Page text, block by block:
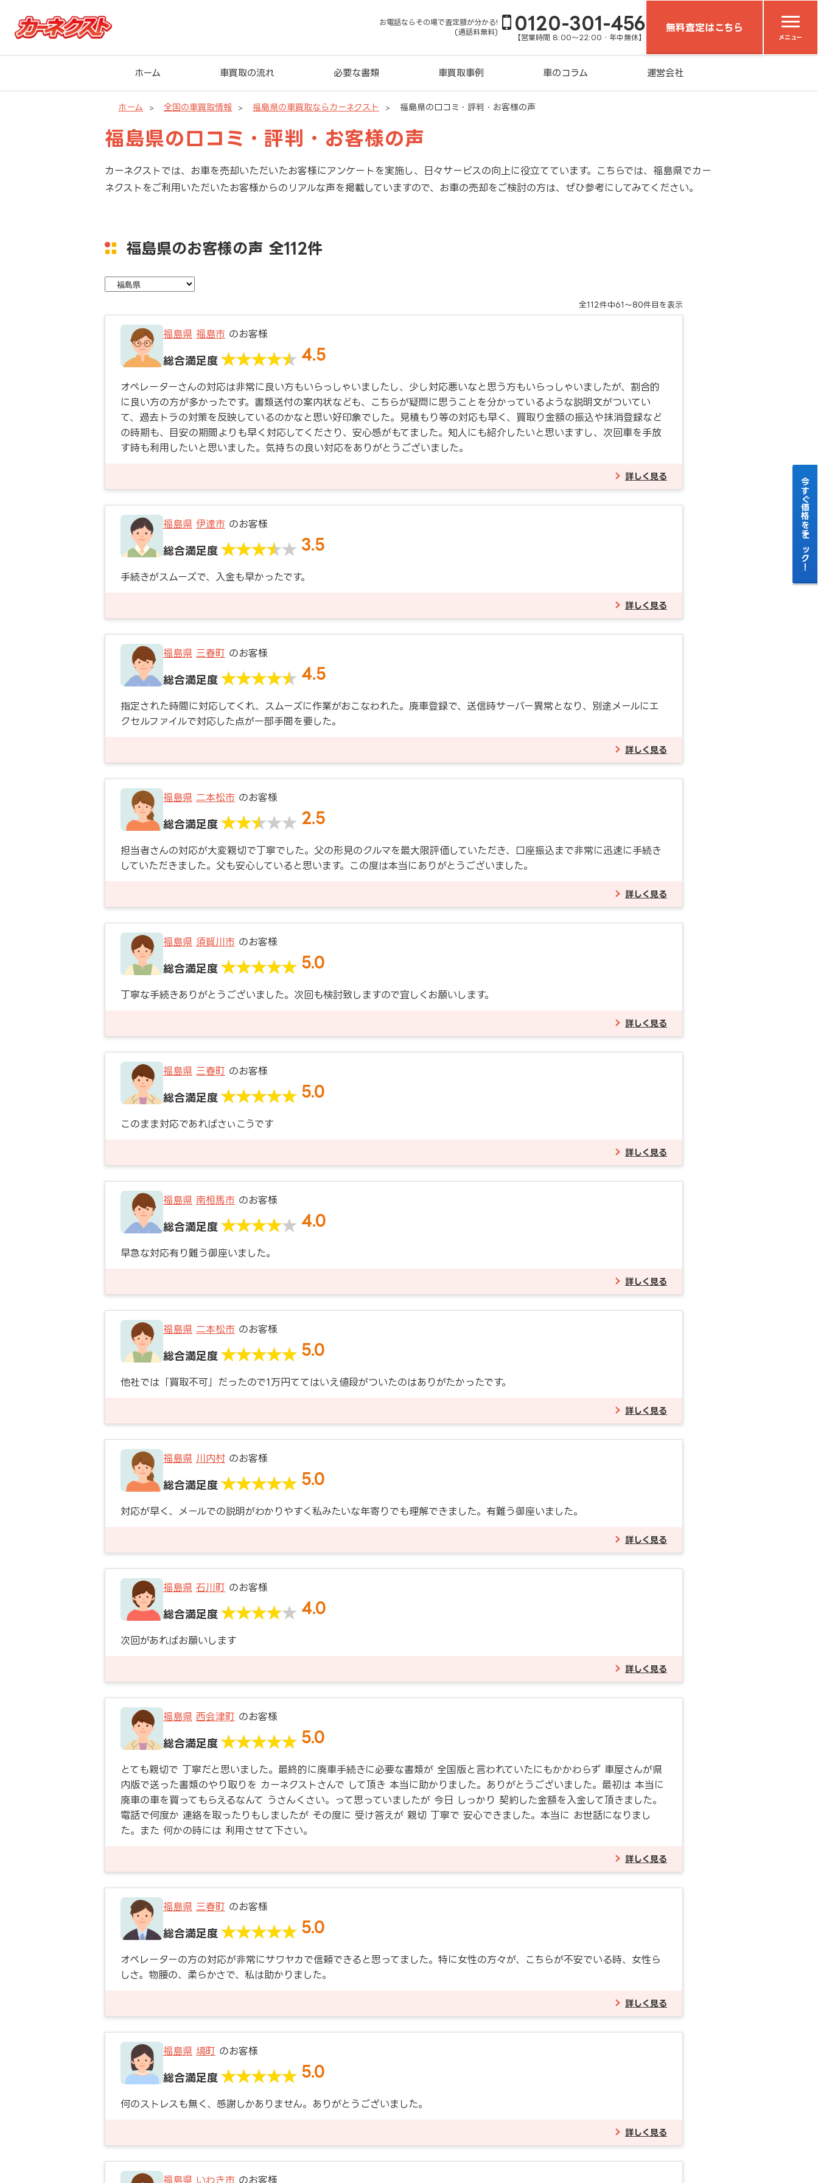
お電話ならその場で査定額が分かる!
(通話料無料)
0120-301-456
【営業時間 8:00～22:00・年中無休】
無料査定はこちら
メニュー
ホーム 車買取の流れ 必要な書類 車買取事例 車のコラム 運営会社
ホーム 全国の車買取情報 福島県の車買取ならカーネクスト 福島県の口コミ・評判・お客様の声
福島県の口コミ・評判・お客様の声
カーネクストでは、お車を売却いただいたお客様にアンケートを実施し、日々サービスの向上に役立てています。こちらでは、福島県でカー
ネクストをご利用いただいたお客様からのリアルな声を掲載していますので、お車の売却をご検討の方は、ぜひ参考にしてみてください。
福島県のお客様の声 全112件
全112件中61～80件目を表示
福島県 福島市 のお客様
総合満足度 4.5
オペレーターさんの対応は非常に良い方もいらっしゃいましたし、少し対応悪いなと思う方もいらっしゃいましたが、割合的
に良い方の方が多かったです。書類送付の案内状なども、こちらが疑問に思うことを分かっているような説明文がついてい
て、過去トラの対策を反映しているのかなと思い好印象でした。見積もり等の対応も早く、買取り金額の振込や抹消登録など
の時期も、目安の期間よりも早く対応してくださり、安心感がもてました。知人にも紹介したいと思いますし、次回車を手放
す時も利用したいと思いました。気持ちの良い対応をありがとうございました。
詳しく見る
福島県 伊達市 のお客様
総合満足度 3.5
手続きがスムーズで、入金も早かったです。
詳しく見る
福島県 三春町 のお客様
総合満足度 4.5
指定された時間に対応してくれ、スムーズに作業がおこなわれた。廃車登録で、送信時サーバー異常となり、別途メールにエ
クセルファイルで対応した点が一部手間を要した。
詳しく見る
福島県 二本松市 のお客様
総合満足度 2.5
担当者さんの対応が大変親切で丁寧でした。父の形見のクルマを最大限評価していただき、口座振込まで非常に迅速に手続き
していただきました。父も安心していると思います。この度は本当にありがとうございました。
詳しく見る
福島県 須賀川市 のお客様
総合満足度 5.0
丁寧な手続きありがとうございました。次回も検討致しますので宜しくお願いします。
詳しく見る
福島県 三春町 のお客様
総合満足度 5.0
このまま対応であればさぃこうです
詳しく見る
福島県 南相馬市 のお客様
総合満足度 4.0
早急な対応有り難う御座いました。
詳しく見る
福島県 二本松市 のお客様
総合満足度 5.0
他社では「買取不可」だったので1万円ててはいえ値段がついたのはありがたかったです。
詳しく見る
福島県 川内村 のお客様
総合満足度 5.0
対応が早く、メールでの説明がわかりやすく私みたいな年寄りでも理解できました。有難う御座いました。
詳しく見る
福島県 石川町 のお客様
総合満足度 4.0
次回があればお願いします
詳しく見る
福島県 西会津町 のお客様
総合満足度 5.0
とても親切で 丁寧だと思いました。最終的に廃車手続きに必要な書類が 全国版と言われていたにもかかわらず 車屋さんが県
内版で送った書類のやり取りを カーネクストさんで して頂き 本当に助かりました。ありがとうございました。最初は 本当に
廃車の車を買ってもらえるなんて うさんくさい。って思っていましたが 今日 しっかり 契約した金額を入金して頂きました。
電話で何度か 連絡を取ったりもしましたが その度に 受け答えが 親切 丁寧で 安心できました。本当に お世話になりまし
た。また 何かの時には 利用させて下さい。
詳しく見る
福島県 三春町 のお客様
総合満足度 5.0
オペレーターの方の対応が非常にサワヤカで信頼できると思ってました。特に女性の方々が、こちらが不安でいる時、女性ら
しさ。物腰の、柔らかさで、私は助かりました。
詳しく見る
福島県 塙町 のお客様
総合満足度 5.0
何のストレスも無く、感謝しかありません。ありがとうございました。
詳しく見る
福島県 いわき市 のお客様
今すぐ価格をチェック！